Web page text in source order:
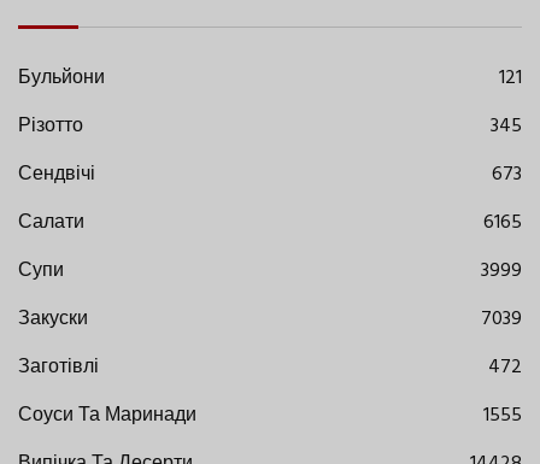
Бульйони
121
Різотто
345
Сендвічі
673
Салати
6165
Супи
3999
Закуски
7039
Заготівлі
472
Соуси Та Маринади
1555